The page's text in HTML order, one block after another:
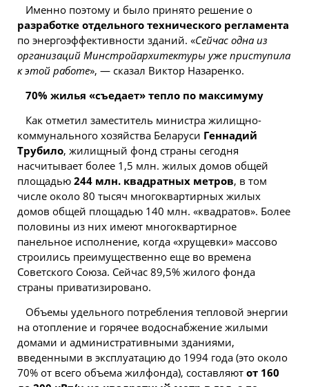
Именно поэтому и было принято решение о
разработке отдельного технического регламента
по энергоэффективности зданий. «Сейчас одна из
организаций Минстройархитектуры уже приступила
к этой работе», — сказал Виктор Назаренко.
70% жилья «съедает» тепло по максимуму
Как отметил заместитель министра жилищно-
коммунального хозяйства Беларуси Геннадий
Трубило, жилищный фонд страны сегодня
насчитывает более 1,5 млн. жилых домов общей
площадью 244 млн. квадратных метров, в том
числе около 80 тысяч многоквартирных жилых
домов общей площадью 140 млн. «квадратов». Более
половины из них имеют многоквартирное
панельное исполнение, когда «хрущевки» массово
строились преимущественно еще во времена
Советского Союза. Сейчас 89,5% жилого фонда
страны приватизировано.
Объемы удельного потребления тепловой энергии
на отопление и горячее водоснабжение жилыми
домами и административными зданиями,
введенными в эксплуатацию до 1994 года (это около
70% от всего объема жилфонда), составляют от 160